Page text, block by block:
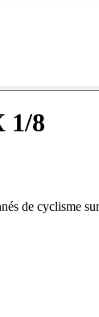
1/8
de cyclisme